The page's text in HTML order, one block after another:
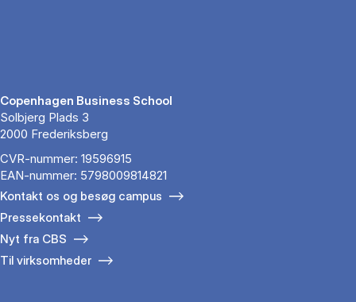
Copenhagen Business School
Solbjerg Plads 3
2000 Frederiksberg
CVR-nummer: 19596915
EAN-nummer: 5798009814821
Kontakt os og besøg campus
Pressekontakt
Nyt fra CBS
Til virksomheder